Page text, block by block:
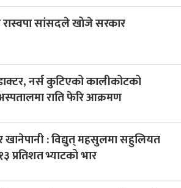
सांसदले खोजे सरकार
नर्स कुटिएको कालीकोटको
राति फेरि आक्रमण
खानेपानी : विद्युत् महसुलमा सहुलियत
प्रतिशत भ्याटको भार